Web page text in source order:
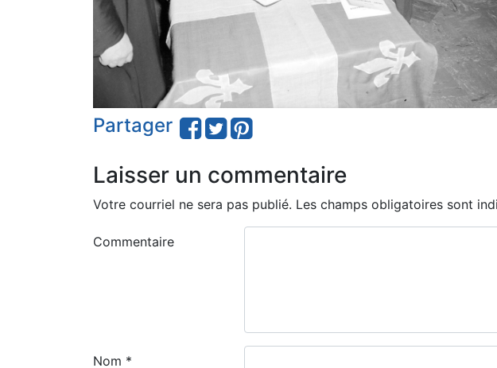
Partager
Laisser un commentaire
Votre courriel ne sera pas publié. Les champs obligatoires sont
Commentaire
Nom *